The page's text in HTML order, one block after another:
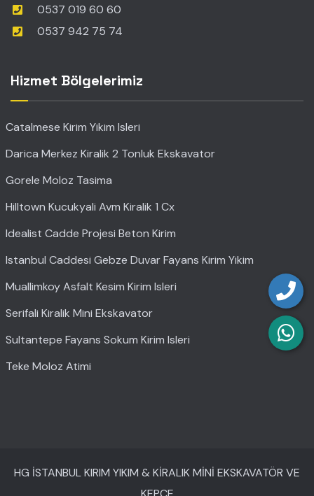
0537 019 60 60
0537 942 75 74
Hizmet Bölgelerimiz
Catalmese Kirim Yikim Isleri
Darica Merkez Kiralik 2 Tonluk Ekskavator
Gorele Moloz Tasima
Hilltown Kucukyali Avm Kiralik 1 Cx
Idealist Cadde Projesi Beton Kirim
Istanbul Caddesi Gebze Duvar Fayans Kirim Yikim
Muallimkoy Asfalt Kesim Kirim Isleri
Serifali Kiralik Mini Ekskavator
Sultantepe Fayans Sokum Kirim Isleri
Teke Moloz Atimi
HG İSTANBUL KIRIM YIKIM & KİRALIK MİNİ EKSKAVATÖR VE